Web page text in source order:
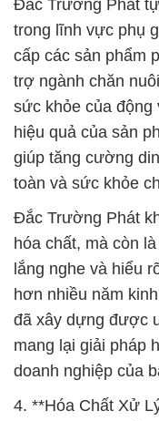
Đắc Trường Phát
trong lĩnh vực phụ
cấp các sản phẩm
trợ ngành chăn
sức khỏe của
hiệu quả của sản
giúp tăng cường
toàn và sức khỏe
Đắc Trường Phát
hóa chất, mà còn
lắng nghe và hiểu
hơn nhiều năm
đã xây dựng được
mang lại giải pháp
doanh nghiệp của
4. **Hóa Chất Xử